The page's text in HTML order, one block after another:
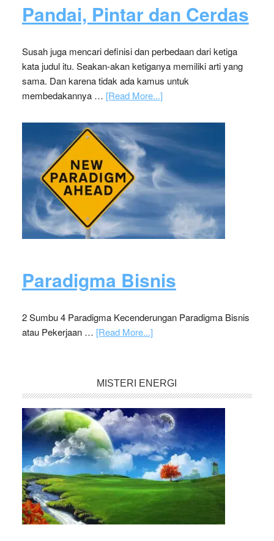
Pandai, Pintar dan Cerdas
Susah juga mencari definisi dan perbedaan dari ketiga
kata judul itu. Seakan-akan ketiganya memiliki arti yang
sama. Dan karena tidak ada kamus untuk
membedakannya … [Read More...]
Paradigma Bisnis
2 Sumbu 4 Paradigma Kecenderungan Paradigma Bisnis
atau Pekerjaan … [Read More...]
MISTERI ENERGI